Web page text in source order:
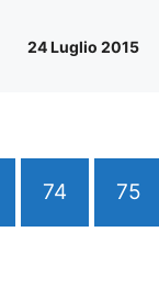
24 Luglio 2015
74 75